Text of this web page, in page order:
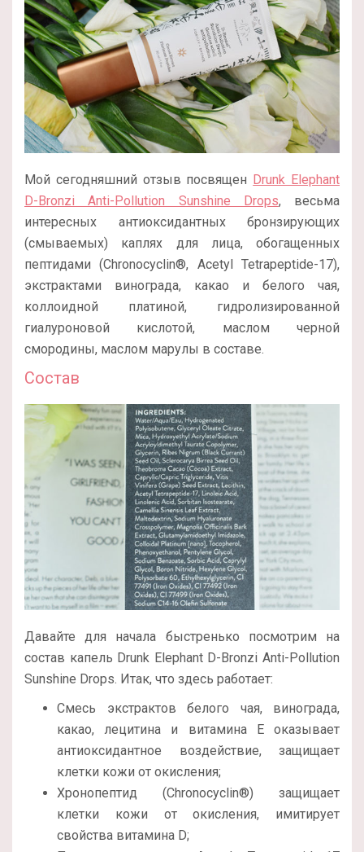
Мой сегодняшний отзыв посвящен Drunk Elephant
D-Bronzi Anti-Pollution Sunshine Drops, весьма
интересных антиоксидантных бронзирующих
(смываемых) каплях для лица, обогащенных
пептидами (Chronocyclin®, Acetyl Tetrapeptide-17),
экстрактами винограда, какао и белого чая,
коллоидной платиной, гидролизированной
гиалуроновой кислотой, маслом черной
смородины, маслом марулы в составе.
Состав
Давайте для начала быстренько посмотрим на
состав капель Drunk Elephant D-Bronzi Anti-Pollution
Sunshine Drops. Итак, что здесь работает:
Смесь экстрактов белого чая, винограда,
какао, лецитина и витамина Е оказывает
антиоксидантное воздействие, защищает
клетки кожи от окисления;
Хронопептид (Chronocyclin®) защищает
клетки кожи от окисления, имитирует
свойства витамина D;